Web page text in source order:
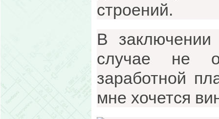
строений.
В
случае не
заработной
мне хочется